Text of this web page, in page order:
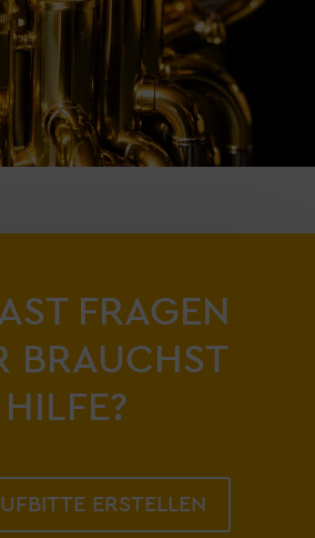
FRAGEN
BRAUCHST
HILFE?
ERSTELLEN